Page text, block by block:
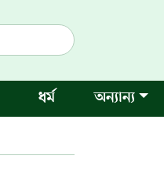
ধর্ম অন্যান্য